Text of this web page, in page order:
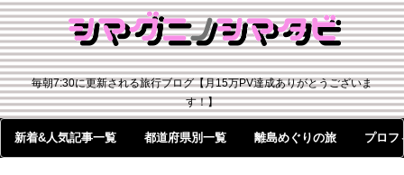
毎朝7:30に更新される旅行ブログ【月15万PV達成ありがとうございま
す！】
新着&人気記事一覧 都道府県別一覧 離島めぐりの旅 プロフ